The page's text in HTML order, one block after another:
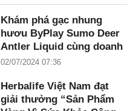
Khám phá gạc nhung
hươu ByPlay Sumo Deer
Antler Liquid cùng doanh
nhân Maria Tuyền
02/07/2024 07:36
Herbalife Việt Nam đạt
giải thưởng “Sản Phẩm